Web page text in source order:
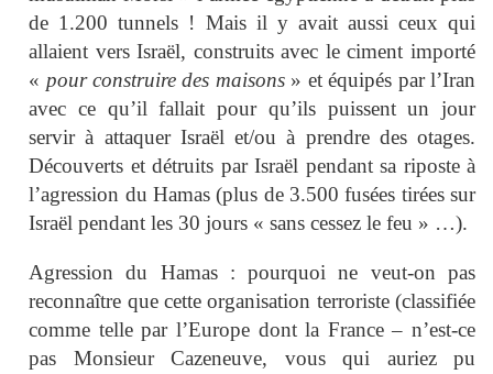
de 1.200 tunnels ! Mais il y avait aussi ceux qui
allaient vers Israël, construits avec le ciment importé
« pour construire des maisons » et équipés par l’Iran
avec ce qu’il fallait pour qu’ils puissent un jour
servir à attaquer Israël et/ou à prendre des otages.
Découverts et détruits par Israël pendant sa riposte à
l’agression du Hamas (plus de 3.500 fusées tirées sur
Israël pendant les 30 jours « sans cessez le feu » …).
Agression du Hamas : pourquoi ne veut-on pas
reconnaître que cette organisation terroriste (classifiée
comme telle par l’Europe dont la France – n’est-ce
pas Monsieur Cazeneuve, vous qui auriez pu